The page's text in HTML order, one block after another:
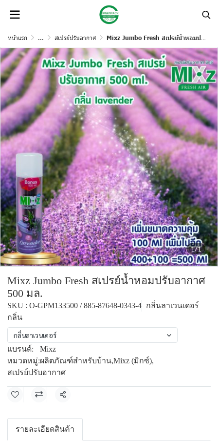
หน้าแรก ... สเปรย์ปรับอากาศ Mixz Jumbo Fresh สเปรย์น้ำหอมปรับอากาศ 500 มล.
1/1
Mixz Jumbo Fresh สเปรย์น้ำหอมปรับอากาศ
500 มล.
SKU : O-GPM133500 / 885-87648-0343-4 กลิ่นลาเวนเดอร์
กลิ่น
กลิ่นลาเวนเดอร์
แบรนด์:
Mixz
หมวดหมู่:ผลิตภัณฑ์สำหรับบ้าน,Mixz (มิกซ์),
สเปรย์ปรับอากาศ
แชร์
รายละเอียดสินค้า